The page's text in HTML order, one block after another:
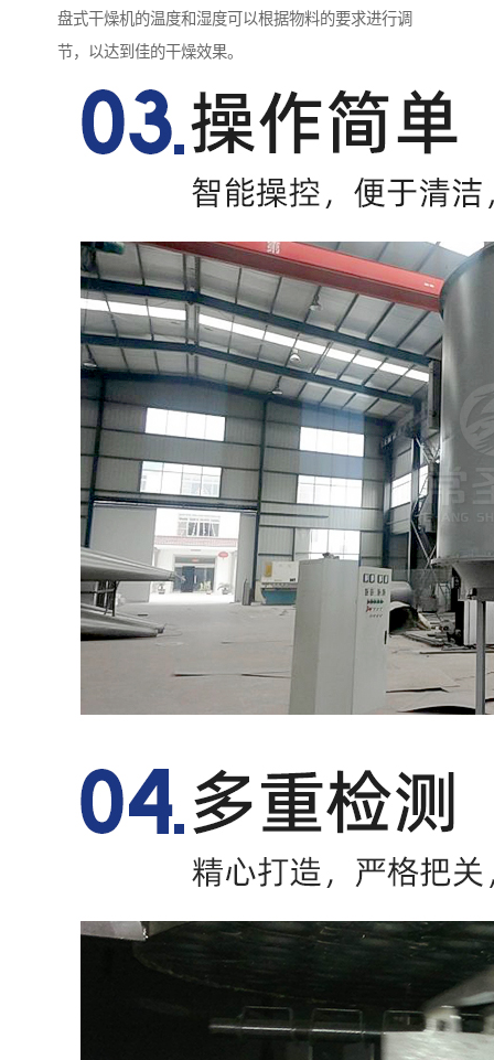
盘式干燥机的温度和湿度可以根据物料的要求进行调
节，以达到佳的干燥效果。